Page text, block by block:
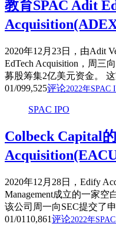
教育SPAC Adit
2020年12月23日，由Adit
EdTech Acquisition，周三
募股筹集2亿美元资金。
01/099,525评论2022年SPAC
SPAC IPO
Colbeck Capital
2020年12月28日，Edify
Management成立的一家空
该公司周一向SEC提交了
01/01 10,861评论2022年